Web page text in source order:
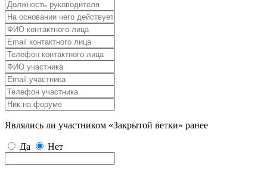
Являлись ли участником «Закрытой ветки» ранее
Да Нет